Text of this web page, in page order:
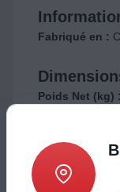
Fabriqué en :
Poids Net (kg) :